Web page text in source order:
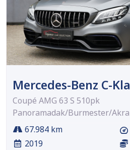
Mercedes-Benz C-
Coupé AMG 63 S 510pk
Panoramadak/Burmester/
67.984 km
2019